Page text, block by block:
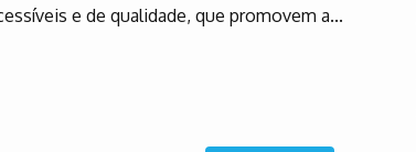
e de qualidade, que promovem a...